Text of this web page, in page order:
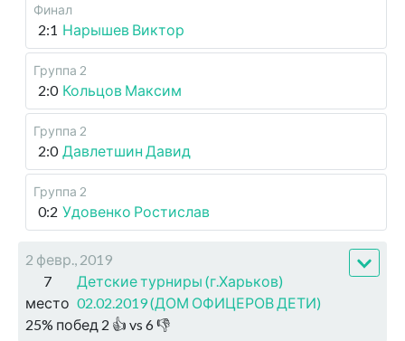
Финал
2:1 Нарышев Виктор
Группа 2
2:0 Кольцов Максим
Группа 2
2:0 Давлетшин Давид
Группа 2
0:2 Удовенко Ростислав
2 февр., 2019
7
место
Детские турниры (г.Харьков)
02.02.2019 (ДОМ ОФИЦЕРОВ ДЕТИ)
25% побед 2 👍 vs 6👎